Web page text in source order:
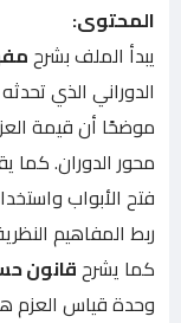
المحتوى:
يبدأ الملف بشرح
الدوراني الذي
موضحًا أن قيمة
محور الدوران. كما
فتح الأبواب
ربط المفاهيم
كما يشرحقانون
وحدة قياس العزم